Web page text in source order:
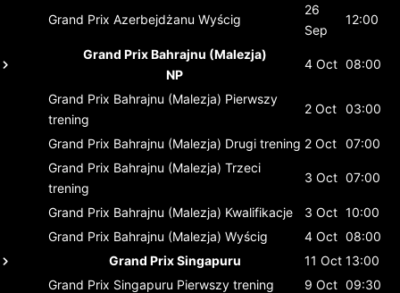
Grand Prix Azerbejdżanu Wyścig
26
Sep
12:00
Grand Prix Bahrajnu (Malezja)
NP
4 Oct 08:00
Grand Prix Bahrajnu (Malezja) Pierwszy
trening
2 Oct 03:00
Grand Prix Bahrajnu (Malezja) Drugi trening 2 Oct 07:00
Grand Prix Bahrajnu (Malezja) Trzeci
trening
3 Oct 07:00
Grand Prix Bahrajnu (Malezja) Kwalifikacje 3 Oct 10:00
Grand Prix Bahrajnu (Malezja) Wyścig 4 Oct 08:00
Grand Prix Singapuru
11 Oct 13:00
Grand Prix Singapuru Pierwszy trening 9 Oct 09:30